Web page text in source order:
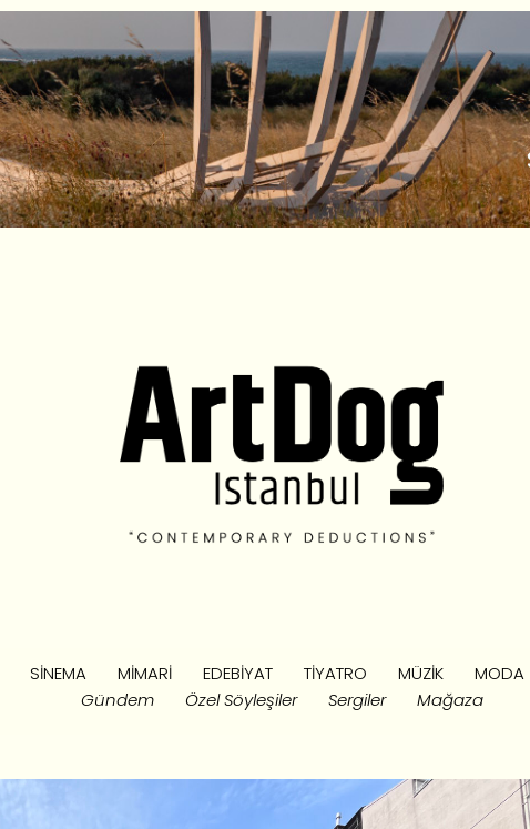
SINEMA MIMARI EDEBIYAT TIYATRO MÜZIK
MODA
Gündem
Özel Söyleşiler Sergiler Mağaza